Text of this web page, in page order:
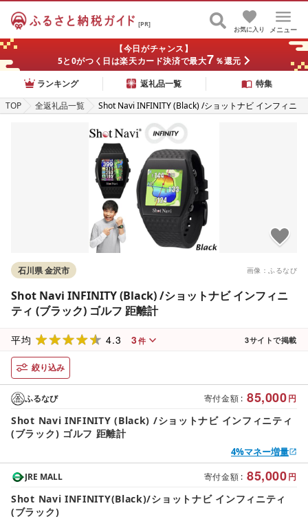
[PR]
メニュー
お気に入り
【今日がチャンス】
5と0がつく日は楽天カード決済で最大7 ％還元
ランキング
返礼品一覧
特集
TOP
全返礼品一覧
Shot Navi INFINITY (Black) /ショットナビ インフィニ
ティ (ブラック) ゴルフ 距離計
画像：ふるなび
石川県 金沢市
Shot Navi INFINITY (Black) /ショットナビ インフィニ
ティ (ブラック) ゴルフ 距離計
平均 4.3 3件 3サイトで掲載
絞り込み
寄付金額 : 85,000円
ふるなび
Shot Navi INFINITY (Black) /ショットナビ インフィニティ
(ブラック) ゴルフ 距離計
4%マネー増量
寄付金額 : 85,000円
JRE MALL
Shot Navi INFINITY(Black)/ショットナビ インフィニティ
(ブラック)